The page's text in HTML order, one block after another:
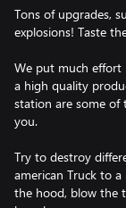
Tons of upgrades,
explosions! Taste
We put much effort
a high quality
station are some of
you.
Try to destroy
american Truck to a
the hood, blow the